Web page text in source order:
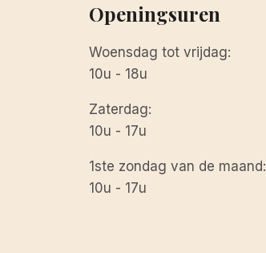
Openingsuren
Woensdag tot vrijdag:
10u - 18u
Zaterdag:
10u - 17u
1ste zondag van de maand:
10u - 17u